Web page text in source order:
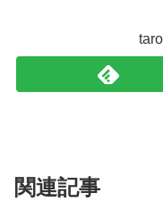
関連記事